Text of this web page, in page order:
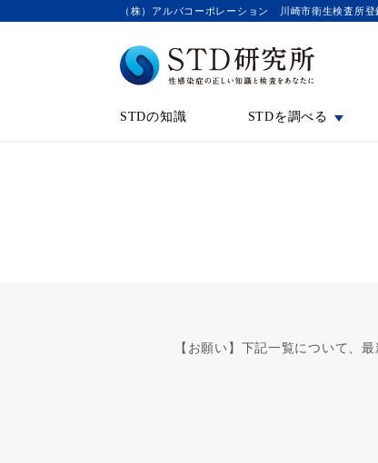
（株）アルバコーポレーション 川崎市衛生検査所
STDの知識 STDを調べる
【お願い】下記一覧について、